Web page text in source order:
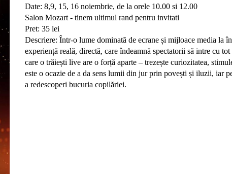
Date: 8,9, 15, 16 noiembrie, de la orele 10.00 si 12.00
Salon Mozart - tinem ultimul rand pentru invitati
Pret: 35 lei
Descriere: Într-o lume dominată de ecrane și mijloace media la
experiență reală, directă, care îndeamnă spectatorii să intre cu
care o trăiești live are o forță aparte – trezește curiozitatea,
este o ocazie de a da sens lumii din jur prin povești și iluzii, iar
a redescoperi bucuria copilăriei.